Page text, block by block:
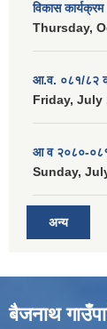
विकास कार्यक्रम
Thursday,
आ.व. ०८१/८२
Friday, July
आ व २०८०-०८१
Sunday,
अन्य
बैजनाथ